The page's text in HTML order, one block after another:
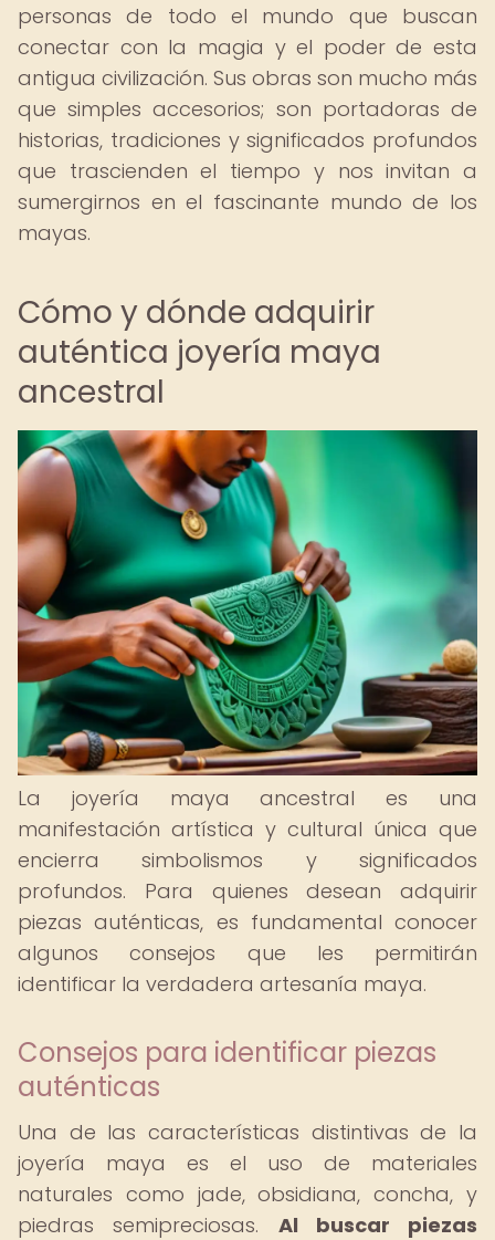
personas de todo el mundo que buscan
conectar con la magia y el poder de esta
antigua civilización. Sus obras son mucho más
que simples accesorios; son portadoras de
historias, tradiciones y significados profundos
que trascienden el tiempo y nos invitan a
sumergirnos en el fascinante mundo de los
mayas.
Cómo y dónde adquirir
auténtica joyería maya
ancestral
La joyería maya ancestral es una
manifestación artística y cultural única que
encierra simbolismos y significados
profundos. Para quienes desean adquirir
piezas auténticas, es fundamental conocer
algunos consejos que les permitirán
identificar la verdadera artesanía maya.
Consejos para identificar piezas
auténticas
Una de las características distintivas de la
joyería maya es el uso de materiales
naturales como jade, obsidiana, concha, y
piedras semipreciosas. Al buscar piezas